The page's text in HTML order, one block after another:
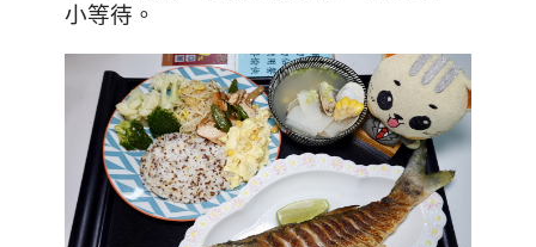
小等待。